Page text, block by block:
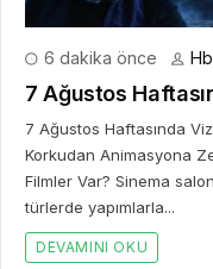
6 dakika önce
7 Ağustos
7 Ağustos Haftasında
Korkudan Animasyona
Filmler Var? Sinema
türlerde yapımlarla...
DEVAMINI OKU